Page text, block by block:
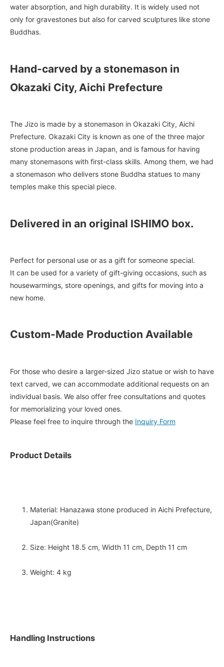
water absorption, and high durability. It is widely used not
only for gravestones but also for carved sculptures like stone
Buddhas.
Hand-carved by a stonemason in
Okazaki City, Aichi Prefecture
The Jizo is made by a stonemason in Okazaki City, Aichi
Prefecture. Okazaki City is known as one of the three major
stone production areas in Japan, and is famous for having
many stonemasons with first-class skills. Among them, we had
a stonemason who delivers stone Buddha statues to many
temples make this special piece.
Delivered in an original ISHIMO box.
Perfect for personal use or as a gift for someone special.
It can be used for a variety of gift-giving occasions, such as
housewarmings, store openings, and gifts for moving into a
new home.
Custom-Made Production Available
For those who desire a larger-sized Jizo statue or wish to have
text carved, we can accommodate additional requests on an
individual basis. We also offer free consultations and quotes
for memorializing your loved ones.
Please feel free to inquire through the Inquiry Form
Product Details
Material: Hanazawa stone produced in Aichi Prefecture,
Japan(Granite)
Size: Height 18.5 cm, Width 11 cm, Depth 11 cm
Weight: 4 kg
Handling Instructions